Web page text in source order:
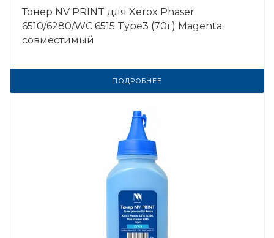
Тонер NV PRINT для Xerox Phaser
6510/6280/WC 6515 Type3 (70г) Magenta
совместимый
ПОДРОБНЕЕ